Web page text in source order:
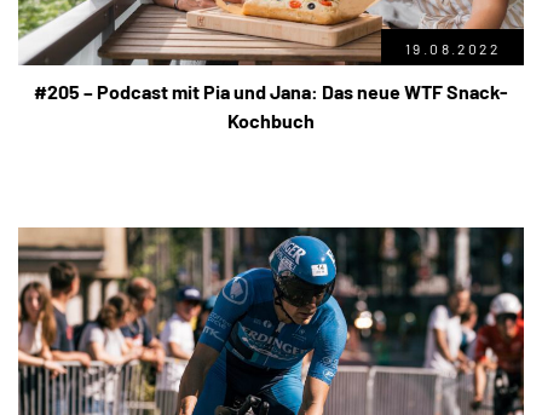
19.08.2022
#205 – Podcast mit Pia und Jana: Das neue WTF Snack-
Kochbuch